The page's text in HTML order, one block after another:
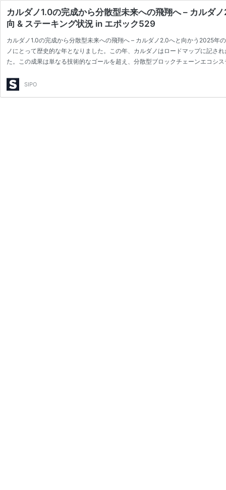
カルダノ1.0の完成から分散型未来への飛翔へ – カルダ
向 & ステーキング状況 in エポック529
カルダノ1.0の完成から分散型未来への飛翔へ – カルダノ2.0へと向かう2025
ノにとって歴史的な年となりました。この年、カルダノはロードマップに記さ
た。この成果は単なる技術的なゴールを超え、分散型ブロックチェーンエコシ
た。特に2024年は「ヴォルテール時代…
SIPO